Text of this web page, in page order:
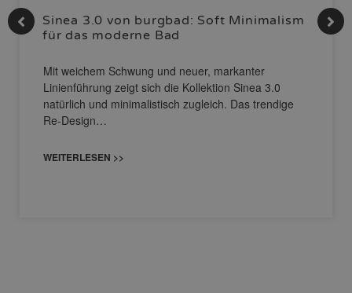
Sinea 3.0 von burgbad: Soft Minimalism
für das moderne Bad
Mit weichem Schwung und neuer, markanter
Linienführung zeigt sich die Kollektion Sinea 3.0
natürlich und minimalistisch zugleich. Das trendige
Re-Design…
WEITERLESEN >>